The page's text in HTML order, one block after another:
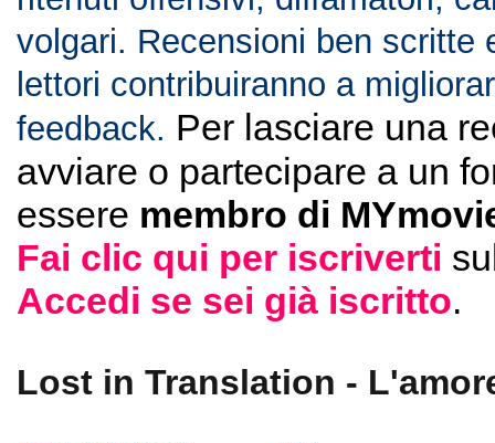
volgari. Recensioni ben scritte
lettori contribuiranno a
feedback. Per lasciare una
avviare o partecipare a un
essere membro di
Fai clic qui per iscriverti
Accedi se sei già iscritto.
Lost in Translation -